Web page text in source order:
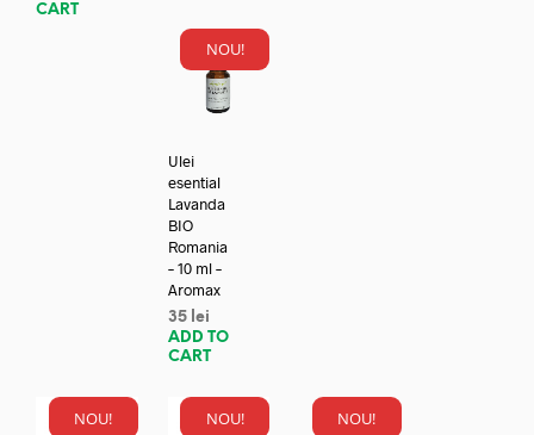
CART
NOU!
Ulei
esential
Lavanda
BIO
Romania
– 10 ml –
Aromax
35 lei
ADD TO
CART
NOU! NOU!
REDUC
NOU!